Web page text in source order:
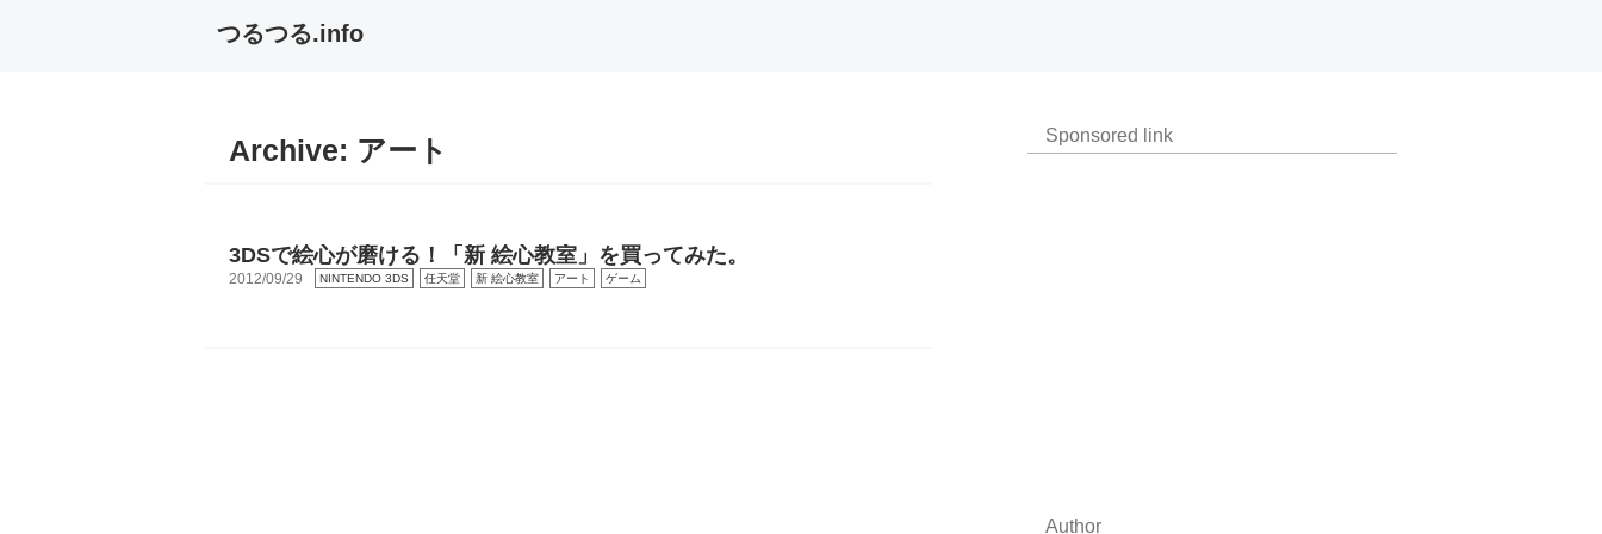
つるつる.info
Archive: アート
3DSで絵心が磨ける！「新 絵心教室」を買ってみた。
2012/09/29 NINTENDO 3DS 任天堂 新 絵心教室 アート ゲーム
Sponsored link
Author